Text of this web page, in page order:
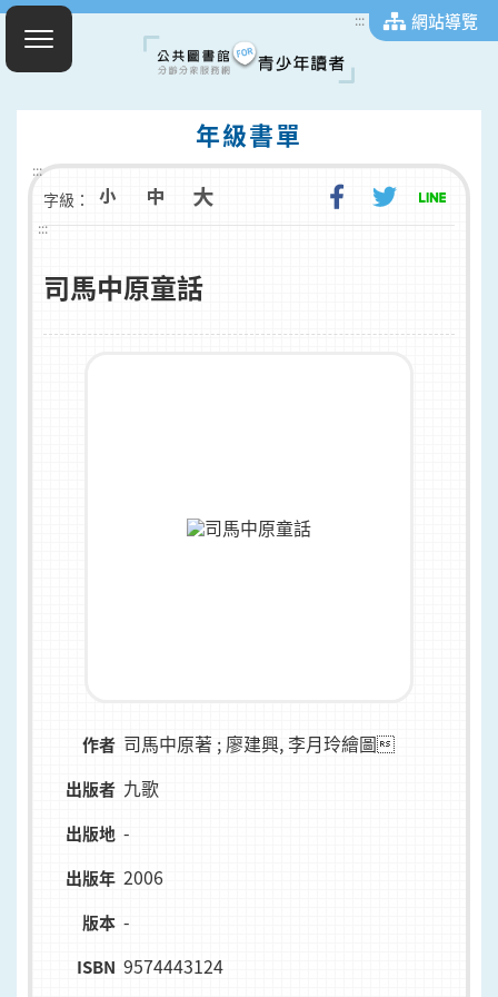
::: 網站導覽
年級書單
:::
字級：
:::
司馬中原童話
作者 司馬中原著 ; 廖建興, 李月玲繪圖
出版者 九歌
出版地 -
出版年 2006
版本 -
ISBN 9574443124